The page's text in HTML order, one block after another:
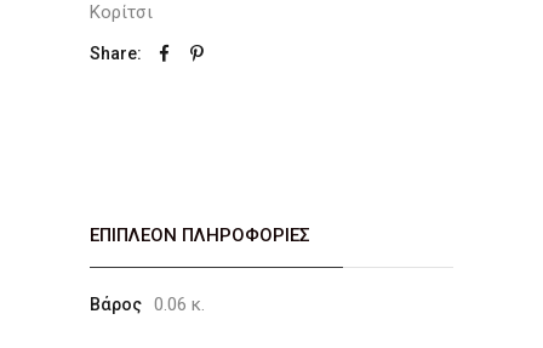
Κορίτσι
Share:
ΕΠΙΠΛΈΟΝ ΠΛΗΡΟΦΟΡΊΕΣ
Βάρος 0.06 κ.